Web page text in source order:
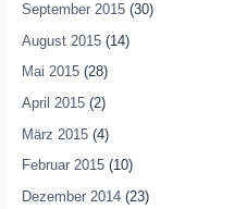
September 2015(30)
August 2015(14)
Mai 2015(28)
April 2015(2)
März 2015(4)
Februar 2015(10)
Dezember 2014(23)